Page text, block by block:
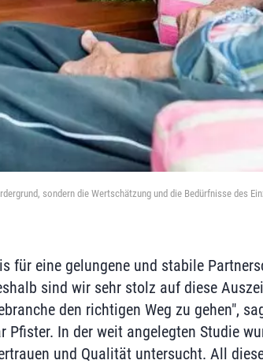
sondern die Wertschätzung und die Bedürfnisse des
für eine gelungene und stabile
sind wir sehr stolz auf diese
den richtigen Weg zu gehen",
Pfister. In der weit angelegten Studie
und Qualität untersucht. All